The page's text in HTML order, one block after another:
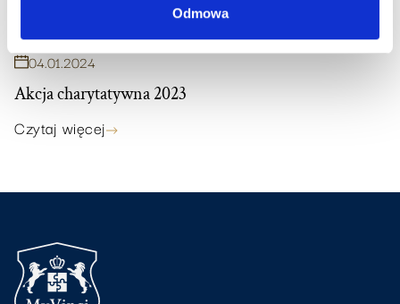
Odmowa
04.01.2024
Akcja charytatywna 2023
Czytaj więcej